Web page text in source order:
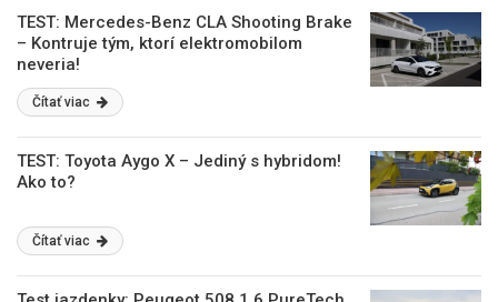
TEST: Mercedes-Benz CLA Shooting Brake
– Kontruje tým, ktorí elektromobilom
neveria!
Čítať viac
TEST: Toyota Aygo X – Jediný s hybridom!
Ako to?
Čítať viac